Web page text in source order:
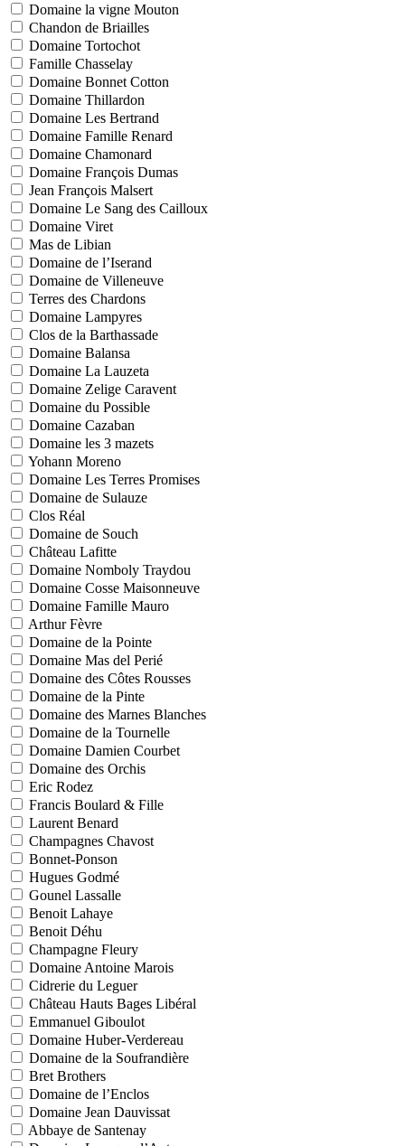
Domaine la vigne Mouton
Chandon de Briailles
Domaine Tortochot
Famille Chasselay
Domaine Bonnet Cotton
Domaine Thillardon
Domaine Les Bertrand
Domaine Famille Renard
Domaine Chamonard
Domaine François Dumas
Jean François Malsert
Domaine Le Sang des Cailloux
Domaine Viret
Mas de Libian
Domaine de l’Iserand
Domaine de Villeneuve
Terres des Chardons
Domaine Lampyres
Clos de la Barthassade
Domaine Balansa
Domaine La Lauzeta
Domaine Zelige Caravent
Domaine du Possible
Domaine Cazaban
Domaine les 3 mazets
Yohann Moreno
Domaine Les Terres Promises
Domaine de Sulauze
Clos Réal
Domaine de Souch
Château Lafitte
Domaine Nomboly Traydou
Domaine Cosse Maisonneuve
Domaine Famille Mauro
Arthur Fèvre
Domaine de la Pointe
Domaine Mas del Perié
Domaine des Côtes Rousses
Domaine de la Pinte
Domaine des Marnes Blanches
Domaine de la Tournelle
Domaine Damien Courbet
Domaine des Orchis
Eric Rodez
Francis Boulard & Fille
Laurent Benard
Champagnes Chavost
Bonnet-Ponson
Hugues Godmé
Gounel Lassalle
Benoit Lahaye
Benoit Déhu
Champagne Fleury
Domaine Antoine Marois
Cidrerie du Leguer
Château Hauts Bages Libéral
Emmanuel Giboulot
Domaine Huber-Verdereau
Domaine de la Soufrandière
Bret Brothers
Domaine de l’Enclos
Domaine Jean Dauvissat
Abbaye de Santenay